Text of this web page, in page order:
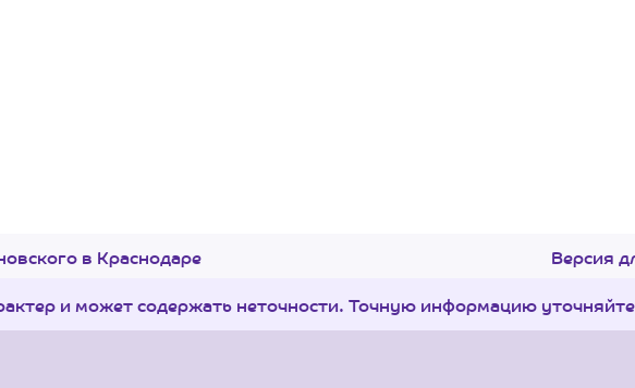
в Краснодаре Версия
и может содержать неточности. Точную информацию